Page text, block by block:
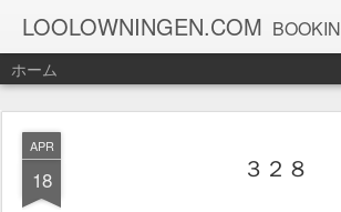
LOOLOWNINGEN.COM BOOKING/
ホーム
APR
18 ３２８